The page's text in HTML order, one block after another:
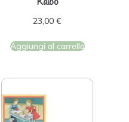
23,00 €
Aggiungi al carrello